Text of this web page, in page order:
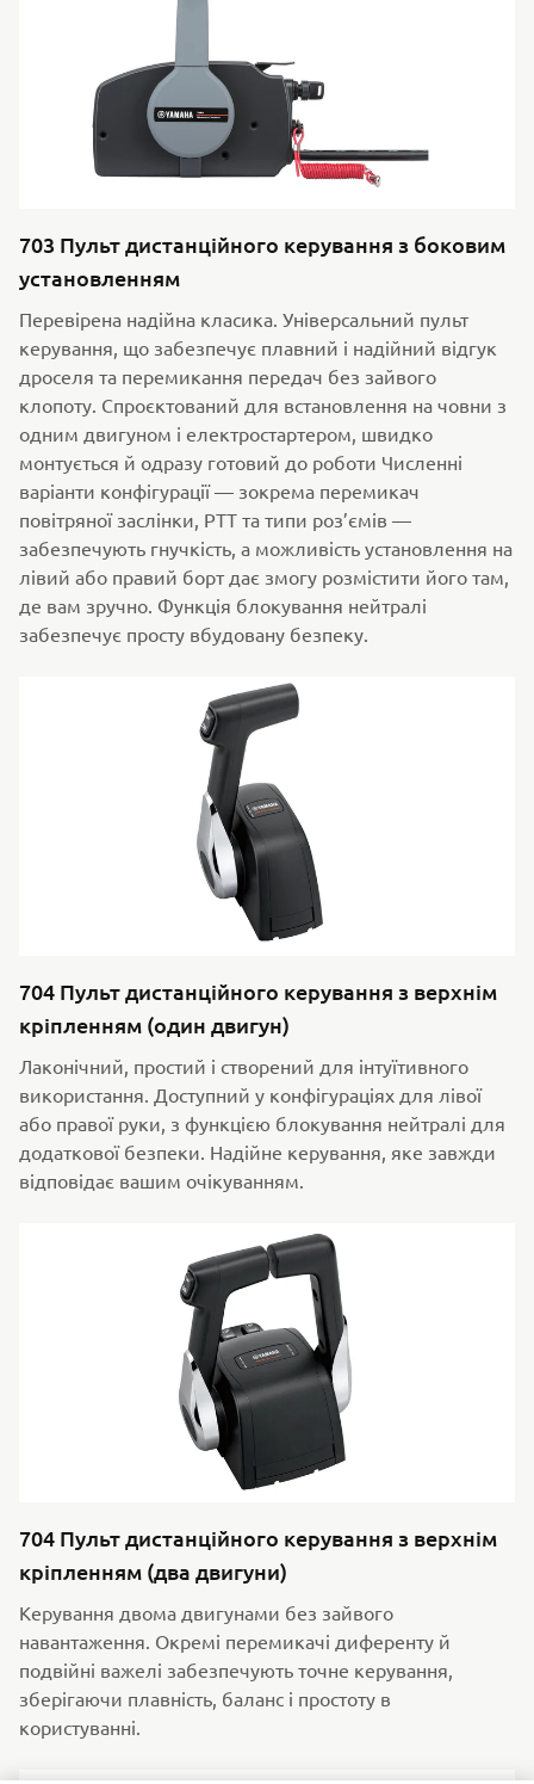
703 Пульт дистанційного керування з боковим
установленням
Перевірена надійна класика. Універсальний пульт
керування, що забезпечує плавний і надійний відгук
дроселя та перемикання передач без зайвого
клопоту. Спроєктований для встановлення на човни з
одним двигуном і електростартером, швидко
монтується й одразу готовий до роботи Численні
варіанти конфігурації — зокрема перемикач
повітряної заслінки, PTT та типи роз’ємів —
забезпечують гнучкість, а можливість установлення на
лівий або правий борт дає змогу розмістити його там,
де вам зручно. Функція блокування нейтралі
забезпечує просту вбудовану безпеку.
704 Пульт дистанційного керування з верхнім
кріпленням (один двигун)
Лаконічний, простий і створений для інтуїтивного
використання. Доступний у конфігураціях для лівої
або правої руки, з функцією блокування нейтралі для
додаткової безпеки. Надійне керування, яке завжди
відповідає вашим очікуванням.
704 Пульт дистанційного керування з верхнім
кріпленням (два двигуни)
Керування двома двигунами без зайвого
навантаження. Окремі перемикачі диференту й
подвійні важелі забезпечують точне керування,
зберігаючи плавність, баланс і простоту в
користуванні.